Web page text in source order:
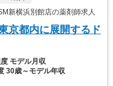
新横浜別館店の薬剤師求人
京都内に展開するド
モデル月収
30歳～モデル年収